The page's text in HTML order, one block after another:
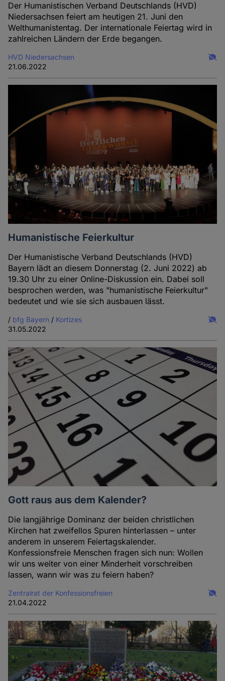
Der Humanistischen Verband Deutschlands (HVD)
Niedersachsen feiert am heutigen 21. Juni den
Welthumanistentag. Der internationale Feiertag wird in
zahlreichen Ländern der Erde begangen.
HVD Niedersachsen
21.06.2022
Humanistische Feierkultur
Der Humanistische Verband Deutschlands (HVD)
Bayern lädt an diesem Donnerstag (2. Juni 2022) ab
19.30 Uhr zu einer Online-Diskussion ein. Dabei soll
besprochen werden, was "humanistische Feierkultur"
bedeutet und wie sie sich ausbauen lässt.
/ bfg Bayern / Kortizes
31.05.2022
Gott raus aus dem Kalender?
Die langjährige Dominanz der beiden christlichen
Kirchen hat zweifellos Spuren hinterlassen – unter
anderem in unserem Feiertagskalender.
Konfessionsfreie Menschen fragen sich nun: Wollen
wir uns weiter von einer Minderheit vorschreiben
lassen, wann wir was zu feiern haben?
Zentralrat der Konfessionsfreien
21.04.2022